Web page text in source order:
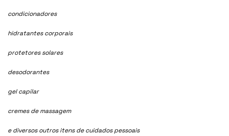
condicionadores
hidratantes corporais
protetores solares
desodorantes
gel capilar
cremes de massagem
e diversos outros itens de cuidados pessoais